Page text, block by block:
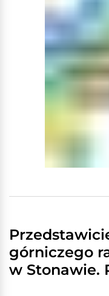
górniczego
w Stonawie.